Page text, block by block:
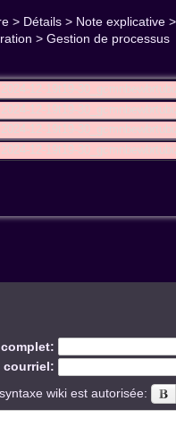
> Détails > Note explicative
> Gestion de processus
12-19t19-
12-19t19-
12-19t19-
12-19t19-
courriel:
wiki est autorisée: